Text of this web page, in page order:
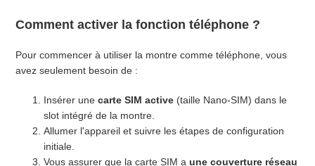
Comment activer la fonction téléphone ?
Pour commencer à utiliser la montre comme téléphone, vous
avez seulement besoin de :
Insérer unecarte SIM active (taille Nano-SIM) dans le
slot intégré de la montre.
Allumer l'appareil et suivre les étapes de configuration
initiale.
Vous assurer que la carte SIM aune couverture réseau